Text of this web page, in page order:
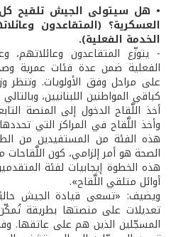
• هل سيتولى الجيش تلقيح
العسكرية؟ (المتقاعدون
الخدمة الفعلية).
- يتوزّع المتقاعدون وعائلاتهم،
الفعلية ضمن عدة فئات عمرية
على مراحل وفق الأولويات. وتنظر
كباقي المواطنين اللبنانيين،
أخذ اللَّقاح الدخول إلى المنصة
وأخذ اللَّقاح في المراكز التي
هذه الفئة من المستفيدين من
الصحة هو أمر إلزامي، كون
هذه الخطوة إيجابيات لفئة
أوائل متلقي اللَّقاح».
ويضيف: «تسعى قيادة الجيش
تعديلات على منصتها بطريقة
المسجّلين الذين هم على عاتقها.